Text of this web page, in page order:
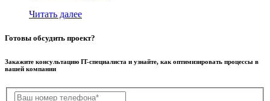
Читать далее
Готовы обсудить проект?
Закажите консультацию IT-специалиста и узнайте, как оптимизировать процессы в
вашей компании